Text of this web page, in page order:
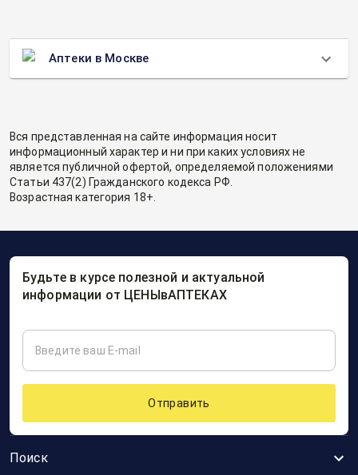
Аптеки в Москве
Вся представленная на сайте информация носит
информационный характер и ни при каких условиях не
является публичной офертой, определяемой положениями
Статьи 437(2) Гражданского кодекса РФ.
Возрастная категория 18+.
Поиск
Будьте в курсе полезной и актуальной
информации от ЦЕНЫвАПТЕКАХ
Отправить